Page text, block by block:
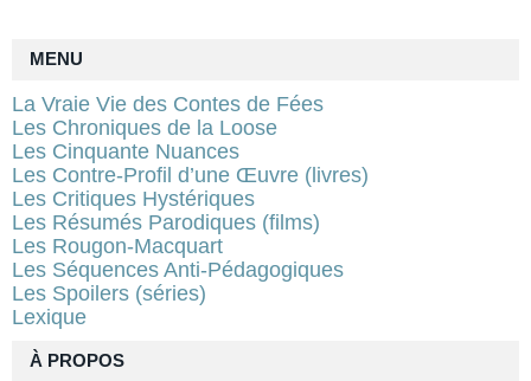
À PROPOS
MENU
La Vraie Vie des Contes de Fées
Les Chroniques de la Loose
Les Cinquante Nuances
Les Contre-Profil d’une Œuvre (livres)
Les Critiques Hystériques
Les Résumés Parodiques (films)
Les Rougon-Macquart
Les Séquences Anti-Pédagogiques
Les Spoilers (séries)
Lexique